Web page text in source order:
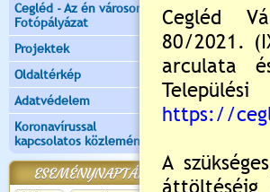
Cegléd - Az én városom -
Fotópályázat
Projektek
Oldaltérkép
Adatvédelem
Koronavírussal
kapcsolatos közlemények
ESEMÉNYNAPTÁR